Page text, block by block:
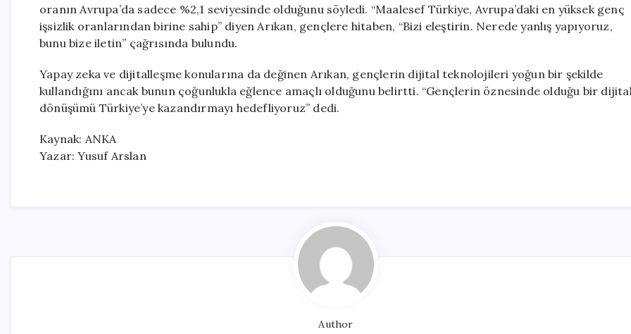
oranın Avrupa’da sadece %2,1 seviyesinde olduğunu söyledi. “Maalesef Türkiye, Avrupa’daki en yüksek genç
işsizlik oranlarından birine sahip” diyen Arıkan, gençlere hitaben, “Bizi eleştirin. Nerede yanlış yapıyoruz,
bunu bize iletin” çağrısında bulundu.
Yapay zeka ve dijitalleşme konularına da değinen Arıkan, gençlerin dijital teknolojileri yoğun bir şekilde
kullandığını ancak bunun çoğunlukla eğlence amaçlı olduğunu belirtti. “Gençlerin öznesinde olduğu bir
dönüşümü Türkiye’ye kazandırmayı hedefliyoruz” dedi.
Kaynak: ANKA
Yazar: Yusuf Arslan
Author